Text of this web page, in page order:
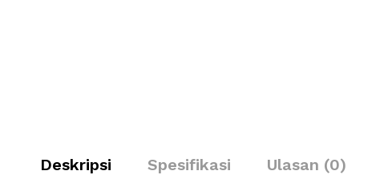
Deskripsi Spesifikasi Ulasan (0)